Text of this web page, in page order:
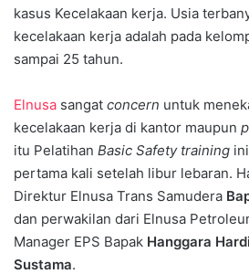
kasus Kecelakaan kerja. Usia
kecelakaan kerja adalah pada
sampai 25 tahun.
Elnusa sangat concern untuk
kecelakaan kerja di kantor maupun
itu Pelatihan Basic Safety training
pertama kali setelah libur lebaran.
Direktur Elnusa Trans Samudera
dan perwakilan dari Elnusa
Manager EPS Bapak Hanggara
Sustama.